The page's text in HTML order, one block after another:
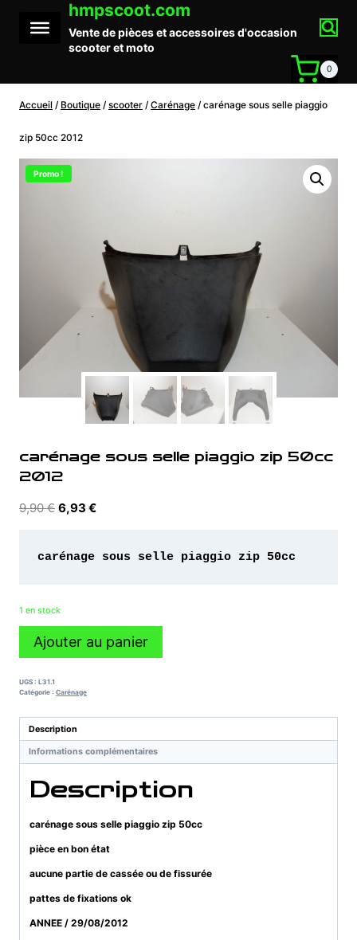
contenu
hmpscoot.com
Vente de pièces et accessoires d'occasion
scooter et moto
0
Accueil / Boutique / scooter / Carénage / carénage sous selle piaggio
zip 50cc 2012
Promo !
carénage sous selle piaggio zip 50cc
2012
9,90€ Le
était :
6,93 €Le
est :
1 en stock
quantité
sous
selle
zip
50cc
2012
Ajouter au panier
UGS : L31.1
Catégorie : Carénage
Description
Informations complémentaires
Description
carénage sous selle piaggio zip 50cc
pièce en bon état
aucune partie de cassée ou de fissurée
pattes de fixations ok
ANNEE / 29/08/2012